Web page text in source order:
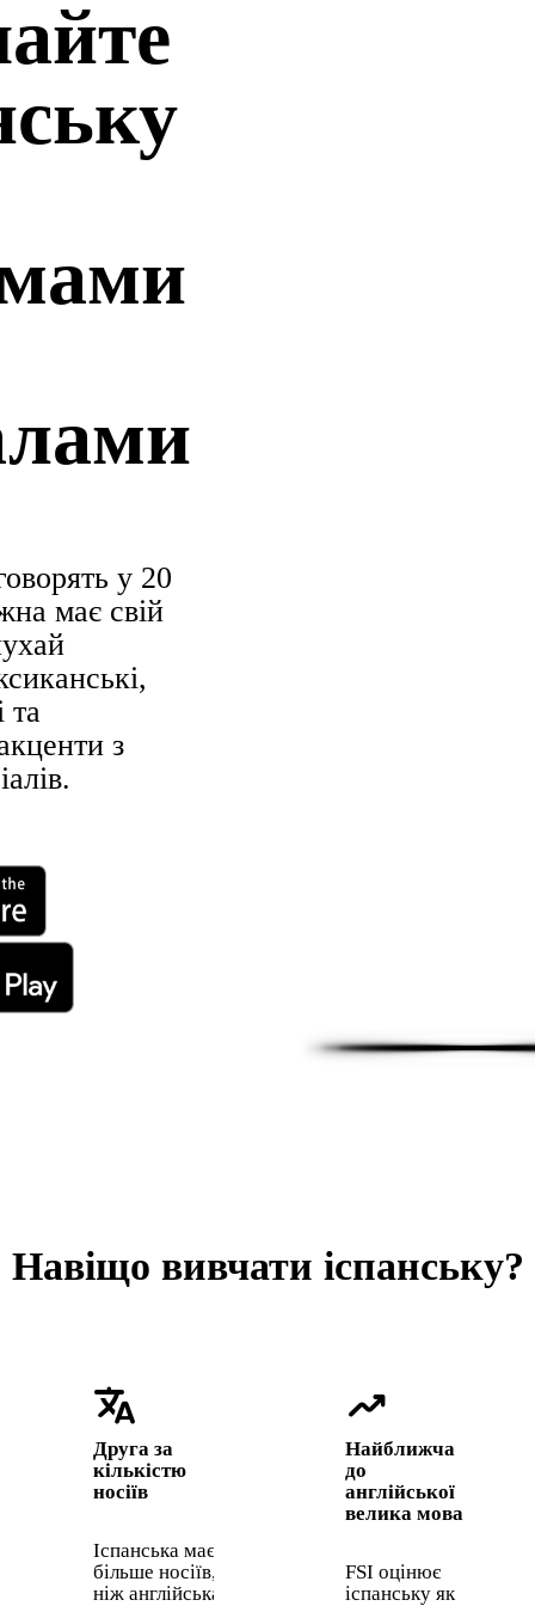
у 20
має свій
та
з
Навіщо вивчати іспанську?
translate
Друга за
кількістю
носіїв
Іспанська має
більше носіїв,
ніж англійська.
trending_up
Найближча
до
англійської
велика мова
FSI оцінює
іспанську як